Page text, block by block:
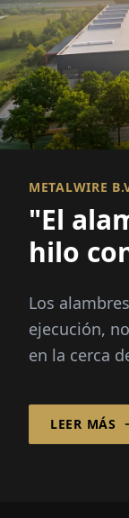
METALWIRE
"El
hilo
Los
ejecución,
en la cerca
LEER MÁS